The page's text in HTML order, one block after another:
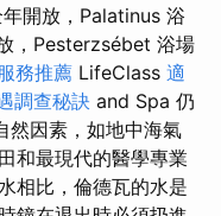
開放，Palatinus 浴
，Pesterzsébet 浴場
務推薦 LifeClass 適
調查秘訣 and Spa 仍
然因素，如地中海氣
和最現代的醫學專業
相比，倫德瓦的水是